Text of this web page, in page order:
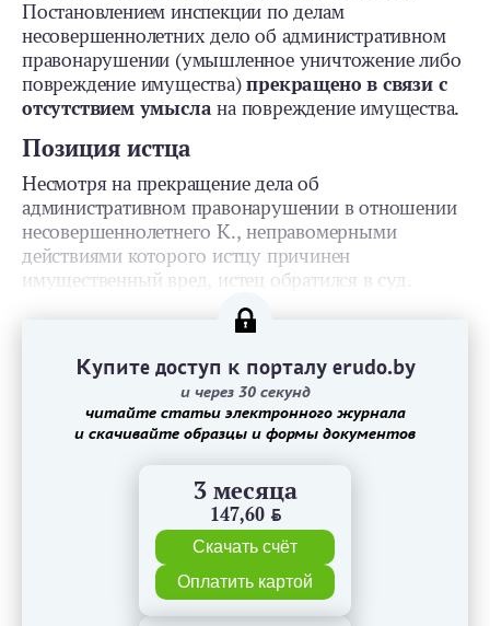
Постановлением инспекции по делам
несовершеннолетних дело об административном
правонарушении (умышленное уничтожение либо
повреждение имущества)прекращено в связи с
отсутствием умыслана повреждение имущества.
Позиция истца
Несмотря на прекращение дела об
административном правонарушении в отношении
несовершеннолетнего К., неправомерными
действиями которого истцу причинен
имущественный вред, истец обратился в суд.
Купите доступ к порталу erudo.by
и через 30 секунд
читайте статьи электронного журнала
и скачивайте образцы и формы документов
3 месяца
147,60 BYN
Скачать счёт
Оплатить картой